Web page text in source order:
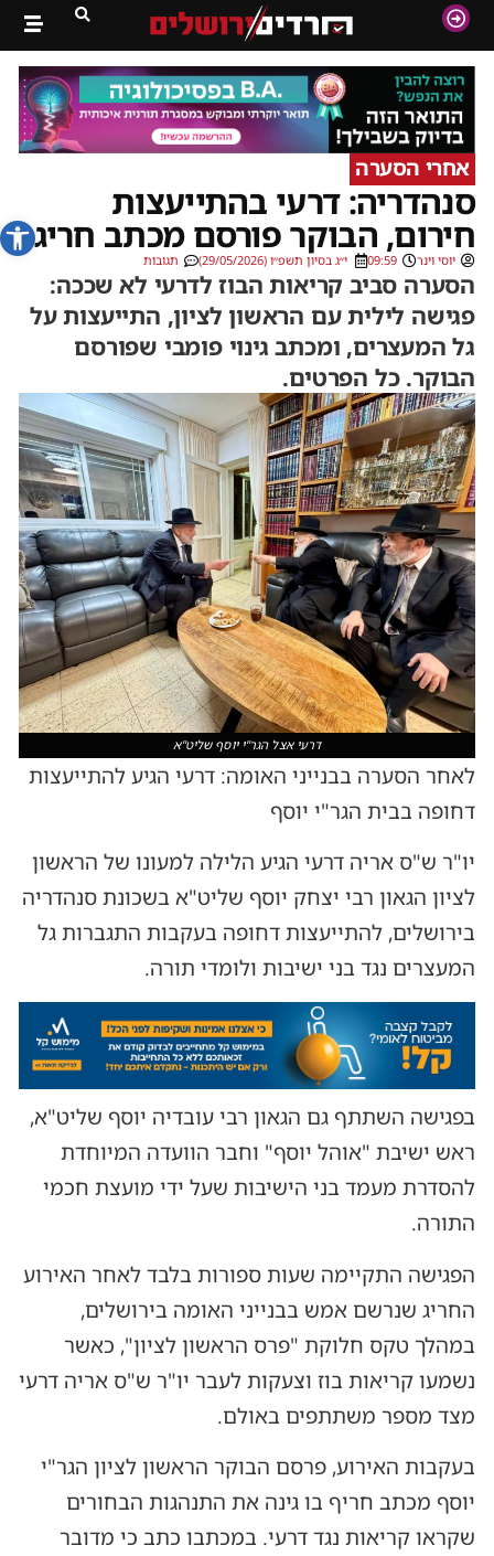
פתח
אחרי הסערה
סנהדריה: דרעי בהתייעצות
חירום, הבוקר פורסם מכתב חריג
יוסי וינר 09:59 י״ג בסיון תשפ״ו (29/05/2026) תגובות
הסערה סביב קריאות הבוז לדרעי לא שככה:
פגישה לילית עם הראשון לציון, התייעצות על
גל המעצרים, ומכתב גינוי פומבי שפורסם
הבוקר. כל הפרטים.
דרעי אצל הגר"י יוסף שליט"א
לאחר הסערה בבנייני האומה: דרעי הגיע להתייעצות
דחופה בבית הגר"י יוסף
יו"ר ש"ס אריה דרעי הגיע הלילה למעונו של הראשון
לציון הגאון רבי יצחק יוסף שליט"א בשכונת סנהדריה
בירושלים, להתייעצות דחופה בעקבות התגברות גל
המעצרים נגד בני ישיבות ולומדי תורה.
בפגישה השתתף גם הגאון רבי עובדיה יוסף שליט"א,
ראש ישיבת "אוהל יוסף" וחבר הוועדה המיוחדת
להסדרת מעמד בני הישיבות שעל ידי מועצת חכמי
התורה.
הפגישה התקיימה שעות ספורות בלבד לאחר האירוע
החריג שנרשם אמש בבנייני האומה בירושלים,
במהלך טקס חלוקת "פרס הראשון לציון", כאשר
נשמעו קריאות בוז וצעקות לעבר יו"ר ש"ס אריה דרעי
מצד מספר משתתפים באולם.
בעקבות האירוע, פרסם הבוקר הראשון לציון הגר"י
יוסף מכתב חריף בו גינה את התנהגות הבחורים
שקראו קריאות נגד דרעי. במכתבו כתב כי מדובר